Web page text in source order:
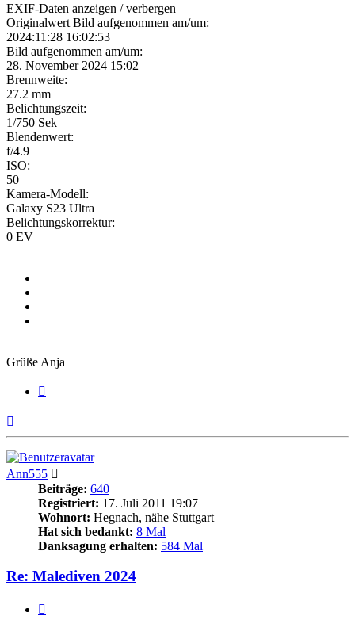
EXIF-Daten anzeigen / verbergen
Originalwert Bild aufgenommen am/um:
2024:11:28 16:02:53
Bild aufgenommen am/um:
28. November 2024 15:02
Brennweite:
27.2 mm
Belichtungszeit:
1/750 Sek
Blendenwert:
f/4.9
ISO:
50
Kamera-Modell:
Galaxy S23 Ultra
Belichtungskorrektur:
0 EV
Grüße Anja
Ann555
Beiträge: 640
Registriert: 17. Juli 2011 19:07
Wohnort: Hegnach, nähe Stuttgart
Hat sich bedankt: 8 Mal
Danksagung erhalten: 584 Mal
Re: Malediven 2024